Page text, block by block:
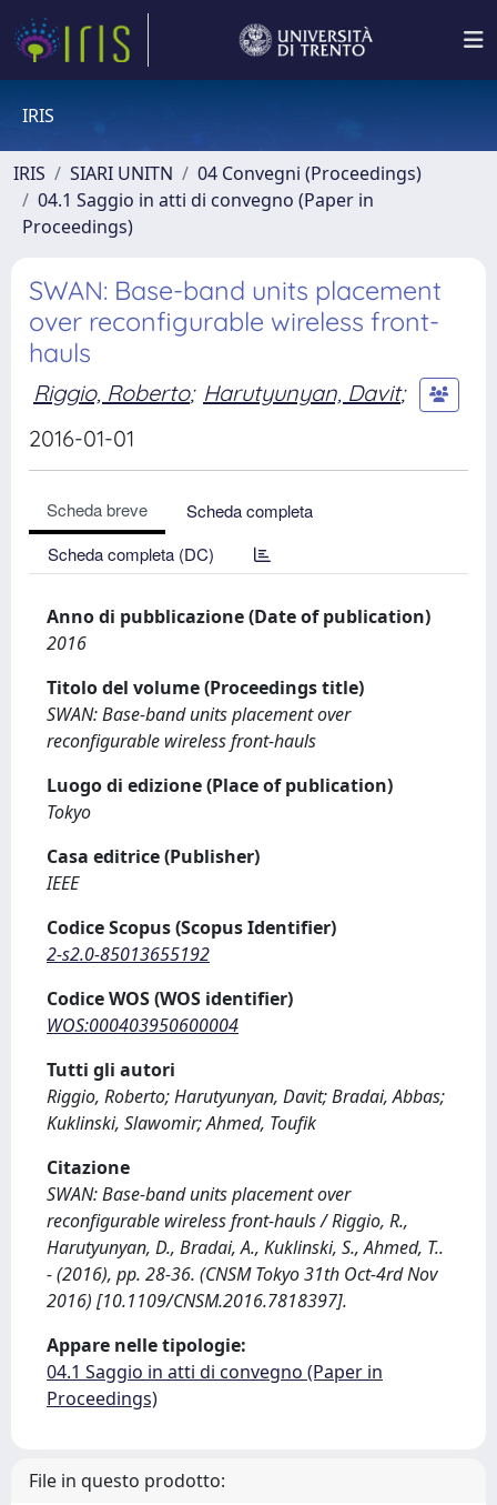
IRIS
IRIS SIARI UNITN
04 Convegni (Proceedings)
04.1 Saggio in atti di convegno (Paper in
Proceedings)
SWAN: Base-band units placement
over reconfigurable wireless front-
hauls
Riggio, Roberto; Harutyunyan, Davit;
2016-01-01
Scheda breve
Scheda completa
Scheda completa (DC)
Anno di pubblicazione (Date of publication)
2016
Titolo del volume (Proceedings title)
SWAN: Base-band units placement over
reconfigurable wireless front-hauls
Luogo di edizione (Place of publication)
Tokyo
Casa editrice (Publisher)
IEEE
Codice Scopus (Scopus Identifier)
2-s2.0-85013655192
Codice WOS (WOS identifier)
WOS:000403950600004
Tutti gli autori
Riggio, Roberto; Harutyunyan, Davit; Bradai, Abbas;
Kuklinski, Slawomir; Ahmed, Toufik
Citazione
SWAN: Base-band units placement over
reconfigurable wireless front-hauls / Riggio, R.,
Harutyunyan, D., Bradai, A., Kuklinski, S., Ahmed, T..
- (2016), pp. 28-36. (CNSM Tokyo 31th Oct-4rd Nov
2016) [10.1109/CNSM.2016.7818397].
Appare nelle tipologie:
04.1 Saggio in atti di convegno (Paper in
Proceedings)
File in questo prodotto: